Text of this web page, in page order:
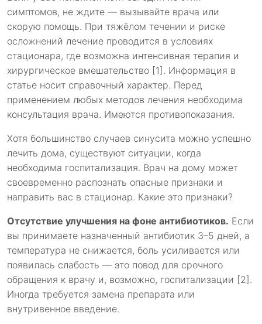
симптомов, не ждите — вызывайте врача или
скорую помощь. При тяжёлом течении и риске
осложнений лечение проводится в условиях
стационара, где возможна интенсивная терапия и
хирургическое вмешательство [1]. Информация в
статье носит справочный характер. Перед
применением любых методов лечения необходима
консультация врача. Имеются противопоказания.
Хотя большинство случаев синусита можно успешно
лечить дома, существуют ситуации, когда
необходима госпитализация. Врач на дому может
своевременно распознать опасные признаки и
направить вас в стационар. Какие это признаки?
Отсутствие улучшения на фоне антибиотиков. Если
вы принимаете назначенный антибиотик 3–5 дней, а
температура не снижается, боль усиливается или
появилась слабость — это повод для срочного
обращения к врачу и, возможно, госпитализации [2].
Иногда требуется замена препарата или
внутривенное введение.